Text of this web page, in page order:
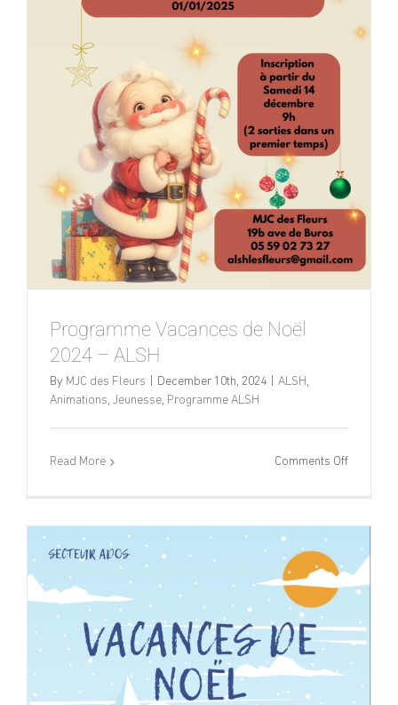
Programme Vacances de Noël
2024 – ALSH
By MJC des Fleurs December 10th, 2024 ALSH,
Animations, Jeunesse, Programme ALSH
Read More Comments Offon
de
Noël
2024
ALSH